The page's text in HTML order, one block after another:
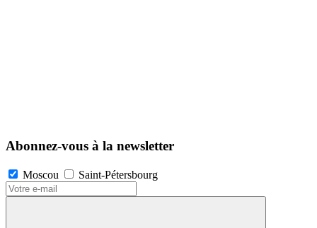
Abonnez-vous à la newsletter
Moscou Saint-Pétersbourg